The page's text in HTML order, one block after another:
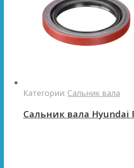
Категории: Сальник вала
Сальник вала Hyundai